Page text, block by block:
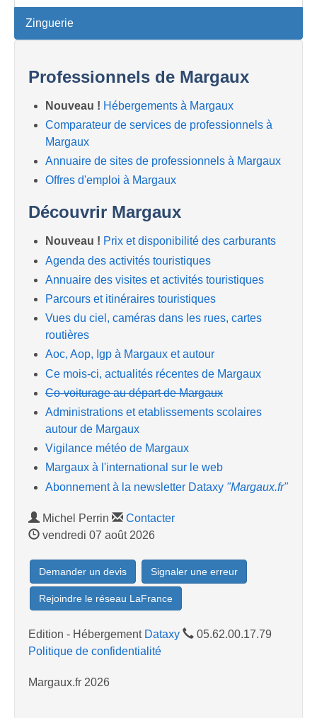
Zinguerie
Professionnels de Margaux
Nouveau ! Hébergements à Margaux
Comparateur de services de professionnels à
Margaux
Annuaire de sites de professionnels à Margaux
Offres d'emploi à Margaux
Découvrir Margaux
Nouveau ! Prix et disponibilité des carburants
Agenda des activités touristiques
Annuaire des visites et activités touristiques
Parcours et itinéraires touristiques
Vues du ciel, caméras dans les rues, cartes
routières
Aoc, Aop, Igp à Margaux et autour
Ce mois-ci, actualités récentes de Margaux
Co-voiturage au départ de Margaux
Administrations et etablissements scolaires
autour de Margaux
Vigilance météo de Margaux
Margaux à l'international sur le web
Abonnement à la newsletter Dataxy "Margaux.fr"
Michel Perrin
Contacter
vendredi 07 août 2026
Demander un devis Signaler une erreur
Rejoindre le réseau LaFrance
Edition - Hébergement Dataxy
05.62.00.17.79
Politique de confidentialité
Margaux.fr 2026